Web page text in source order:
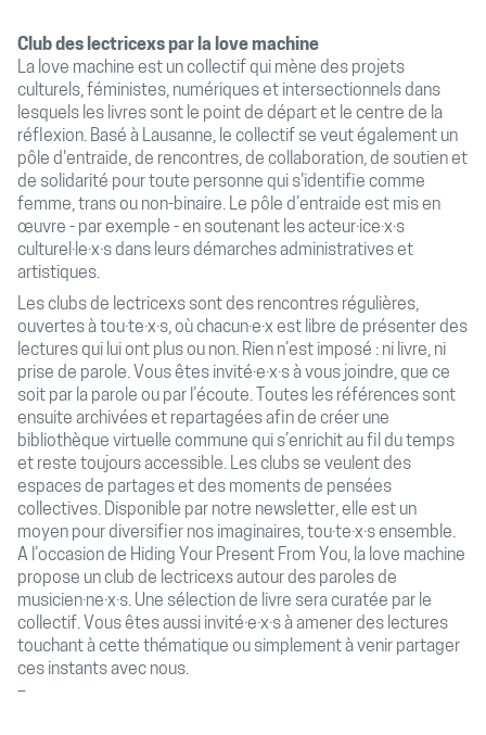
Club des lectricexs par la love machine
La love machine est un collectif qui mène des projets
culturels, féministes, numériques et intersectionnels dans
lesquels les livres sont le point de départ et le centre de la
réflexion. Basé à Lausanne, le collectif se veut également un
pôle d'entraide, de rencontres, de collaboration, de soutien et
de solidarité pour toute personne qui s'identifie comme
femme, trans ou non-binaire. Le pôle d’entraide est mis en
œuvre - par exemple - en soutenant les acteur·ice·x·s
culturel·le·x·s dans leurs démarches administratives et
artistiques.
Les clubs de lectricexs sont des rencontres régulières,
ouvertes à tou·te·x·s, où chacun·e·x est libre de présenter des
lectures qui lui ont plus ou non. Rien n’est imposé : ni livre, ni
prise de parole. Vous êtes invité·e·x·s à vous joindre, que ce
soit par la parole ou par l’écoute. Toutes les références sont
ensuite archivées et repartagées afin de créer une
bibliothèque virtuelle commune qui s’enrichit au fil du temps
et reste toujours accessible. Les clubs se veulent des
espaces de partages et des moments de pensées
collectives. Disponible par notre newsletter, elle est un
moyen pour diversifier nos imaginaires, tou·te·x·s ensemble.
A l’occasion de Hiding Your Present From You, la love machine
propose un club de lectricexs autour des paroles de
musicien·ne·x·s. Une sélection de livre sera curatée par le
collectif. Vous êtes aussi invité·e·x·s à amener des lectures
touchant à cette thématique ou simplement à venir partager
ces instants avec nous.